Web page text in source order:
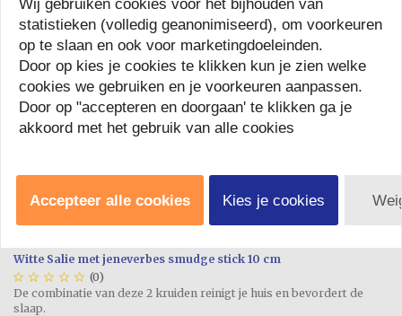
Witte Salie met jeneverbes smudge stick 10 cm
     (0)
De combinatie van deze 2 kruiden reinigt je huis en bevordert de
slaap.
Wij gebruiken cookies voor het bijhouden van
statistieken (volledig geanonimiseerd), om voorkeuren
op te slaan en ook voor marketingdoeleinden.
Door op kies je cookies te klikken kun je zien welke
cookies we gebruiken en je voorkeuren aanpassen.
Door op "accepteren en doorgaan' te klikken ga je
akkoord met het gebruik van alle cookies
Accepteer alle cookies Kies je cookies